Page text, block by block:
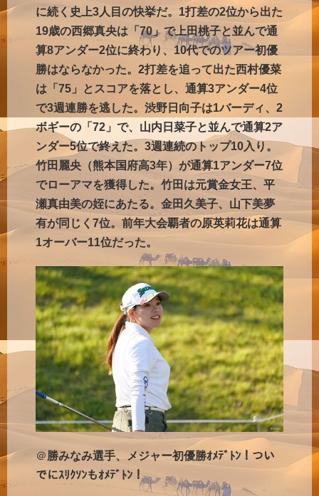
に続く史上3人目の快挙だ。1打差の2位から出た
19歳の西郷真央は「70」で上田桃子と並んで通
算8アンダー2位に終わり、10代でのツアー初優
勝はならなかった。2打差を追って出た西村優菜
は「75」とスコアを落とし、通算3アンダー4位
で3週連勝を逃した。渋野日向子は1バーディ、2
ボギーの「72」で、山内日菜子と並んで通算2ア
ンダー5位で終えた。3週連続のトップ10入り。
竹田麗央（熊本国府高3年）が通算1アンダー7位
でローアマを獲得した。竹田は元賞金女王、平
瀬真由美の姪にあたる。金田久美子、山下美夢
有が同じく7位。前年大会覇者の原英莉花は通算
1オーバー11位だった。
＠勝みなみ選手、メジャー初優勝ｵﾒﾃﾞﾄﾝ！つい
でにｽﾘｸｿﾝもｵﾒﾃﾞﾄﾝ！